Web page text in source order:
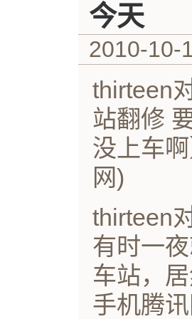
今天
2010-10-
thirteen
站翻修
没上车
网)
thirteen
有时一
车站，
手机腾